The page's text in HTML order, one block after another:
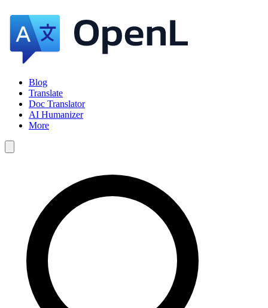
Blog
Translate
Doc Translator
AI Humanizer
More